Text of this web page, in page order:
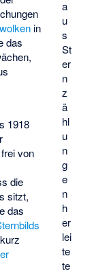
a
u
s
St
er
n
z
ä
hl
u
n
g
e
n
h
er
lei
te
te
in
das
1918
von
die
sitzt,
das